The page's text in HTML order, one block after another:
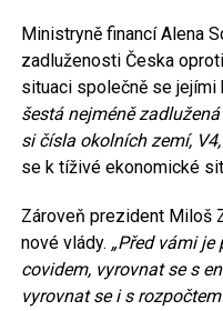
Ministryně financí Alena
zadluženosti Česka
situaci společně se
šestá nejméně
si čísla okolních zemí,
se k tíživé ekonomické
Zároveň prezident Miloš
nové vlády. „Před vámi
covidem, vyrovnat se s
vyrovnat se i s